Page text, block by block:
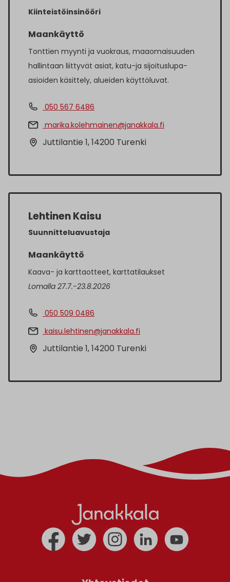
Kiinteistöinsinööri
Maankäyttö
Tonttien myynti ja vuokraus, maaomaisuuden
hallintaan liittyvät asiat, katu-ja sijoituslupa-
asioiden käsittely, alueiden käyttöluvat.
050 567 6486
marika.kolehmainen@janakkala.fi
Juttilantie 1, 14200 Turenki
Lehtinen Kaisu
Suunnitteluavustaja
Maankäyttö
Kaava- ja karttaotteet, karttatilaukset
Lomalla 27.7.-23.8.2026
050 509 0486
kaisu.lehtinen@janakkala.fi
Juttilantie 1, 14200 Turenki